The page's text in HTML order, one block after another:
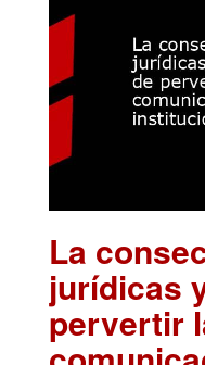
La
jurídicas
pervertir